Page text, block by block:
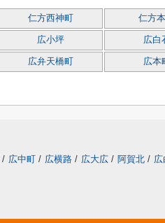
仁方西神町 仁方本
広小坪 広白
広弁天橋町 広本町
/ 広中町 / 広横路 / 広大広 / 阿賀北 / 広